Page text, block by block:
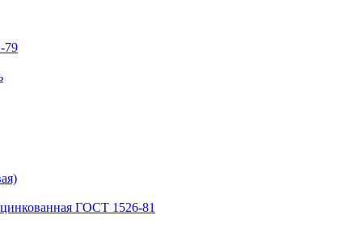
79
ГОСТ 1526-81